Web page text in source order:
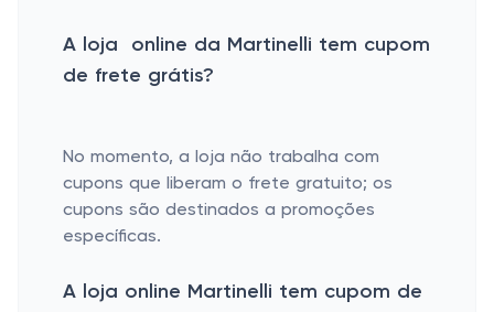
A loja online da Martinelli tem cupom
de frete grátis?
No momento, a loja não trabalha com
cupons que liberam o frete gratuito; os
cupons são destinados a promoções
específicas.
A loja online Martinelli tem cupom de